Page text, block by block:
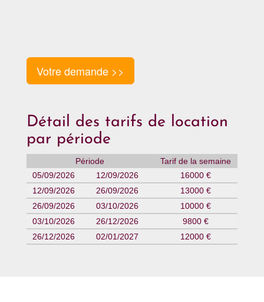
Votre demande >>
Détail des tarifs de location
par période
Période
Tarif de la semaine
05/09/2026
12/09/2026
16000 €
12/09/2026
26/09/2026
13000 €
26/09/2026
03/10/2026
10000 €
03/10/2026
26/12/2026
9800 €
26/12/2026
02/01/2027 12000 €